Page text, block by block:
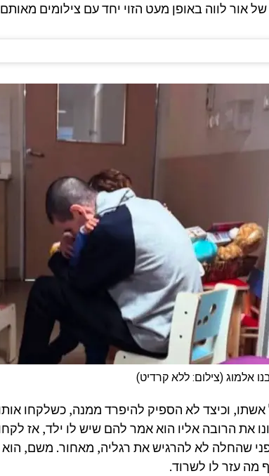
של אור לווה באופן מעט הזוי יחד עם צילומים
אלמוג (צילום: ללא קרדיט)
וכיצד לא הספיק להיפרד ממנה, כשלקחו אותו
את הרובה אליו הוא אמר להם שיש לו ילד, אז
שהחלה לא להרגיש את רגליה, מאחור. משם, הוא
מה עזר לו לשרוד.